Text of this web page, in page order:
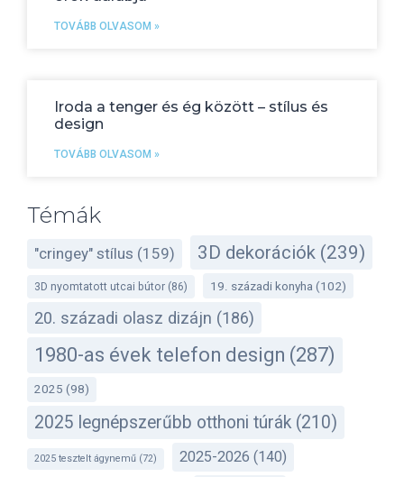
TOVÁBB OLVASOM »
Iroda a tenger és ég között – stílus és
design
TOVÁBB OLVASOM »
Témák
"cringey" stílus (159) 3D dekorációk (239)
3D nyomtatott utcai bútor (86) 19. századi konyha (102)
20. századi olasz dizájn (186)
1980-as évek telefon design (287)
2025 (98)
2025 legnépszerűbb otthoni túrák (210)
2025 tesztelt ágynemű (72) 2025-2026 (140)